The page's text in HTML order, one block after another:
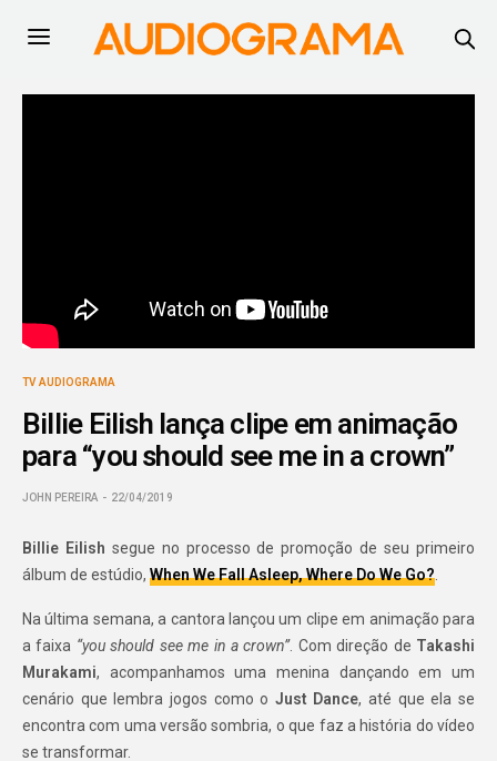
TV AUDIOGRAMA
Billie Eilish lança clipe em animação
para “you should see me in a crown”
JOHN PEREIRA 22/04/2019
Billie Eilish segue no processo de promoção de seu primeiro
álbum de estúdio,When We Fall Asleep, Where Do We Go?.
Na última semana, a cantora lançou um clipe em animação para
a faixa “you should see me in a crown”. Com direção de Takashi
Murakami, acompanhamos uma menina dançando em um
cenário que lembra jogos como o Just Dance, até que ela se
encontra com uma versão sombria, o que faz a história do vídeo
se transformar.